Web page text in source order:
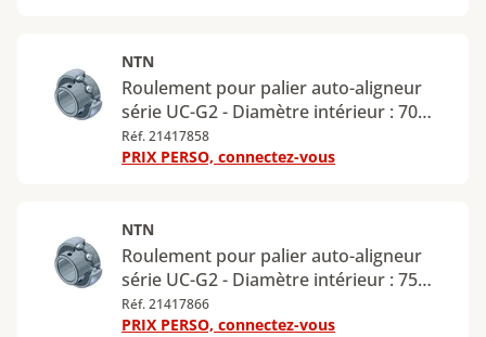
NTN
Roulement pour palier auto-aligneur
série UC-G2 - Diamètre intérieur : 70
mm - Diamètre extérieur : 125 mm
Réf. 21417858
PRIX PERSO, connectez-vous
NTN
Roulement pour palier auto-aligneur
série UC-G2 - Diamètre intérieur : 75
mm - Diamètre extérieur : 130 mm
Réf. 21417866
PRIX PERSO, connectez-vous